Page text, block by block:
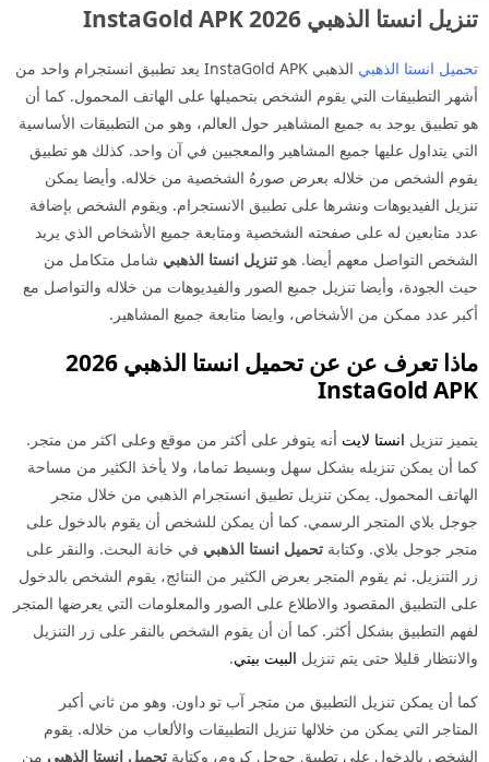
تنزيل انستا الذهبي 2026 InstaGold APK
تحميل انستا الذهبي
الذهبي InstaGold APK يعد تطبيق انستجرام واحد من
أشهر التطبيقات التي يقوم الشخص بتحميلها على الهاتف المحمول. كما أن
هو تطبيق يوجد به جميع المشاهير حول العالم، وهو من التطبيقات الأساسية
التي يتداول عليها جميع المشاهير والمعجبين في آن واحد. كذلك هو تطبيق
يقوم الشخص من خلاله بعرض صورهُ الشخصية من خلاله. وأيضا يمكن
تنزيل الفيديوهات ونشرها على تطبيق الانستجرام. ويقوم الشخص بإضافة
عدد متابعين له على صفحته الشخصية ومتابعة جميع الأشخاص الذي يريد
الشخص التواصل معهم أيضا. هو تنزيل انستا الذهبي شامل متكامل من
حيث الجودة، وأيضا تنزيل جميع الصور والفيديوهات من خلاله والتواصل مع
أكبر عدد ممكن من الأشخاص، وايضا متابعة جميع المشاهير.
ماذا تعرف عن عن تحميل انستا الذهبي 2026
InstaGold APK
يتميز تنزيل انستا لايت أنه يتوفر على أكثر من موقع وعلى اكثر من متجر.
كما أن يمكن تنزيله بشكل سهل وبسيط تماما، ولا يأخذ الكثير من مساحة
الهاتف المحمول. يمكن تنزيل تطبيق انستجرام الذهبي من خلال متجر
جوجل بلاي المتجر الرسمي. كما أن يمكن للشخص أن يقوم بالدخول على
متجر جوجل بلاي. وكتابة تحميل انستا الذهبي في خانة البحث. والنقر على
زر التنزيل. ثم يقوم المتجر بعرض الكثير من النتائج، يقوم الشخص بالدخول
على التطبيق المقصود والاطلاع على الصور والمعلومات التي يعرضها المتجر
لفهم التطبيق بشكل أكثر. كما أن أن يقوم الشخص بالنقر على زر التنزيل
والانتظار قليلا حتى يتم تنزيل البيت بيتي.
كما أن يمكن تنزيل التطبيق من متجر آب تو داون. وهو من ثاني أكبر
المتاجر التي يمكن من خلالها تنزيل التطبيقات والألعاب من خلاله. يقوم
الشخص بالدخول على تطبيق جوجل كروم، وكتابة تحميل انستا الذهبي من